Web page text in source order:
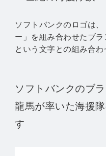
ソフトバンクのロゴは
ー」を組み合わせたブラ
という文字との組み合わ
ソフトバンクのブ
龍馬が率いた海援
す